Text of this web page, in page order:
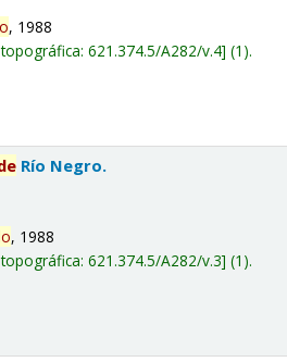
, 1988
621.374.5/A282/v.4 (1).
Río Negro.
, 1988
621.374.5/A282/v.3 (1).